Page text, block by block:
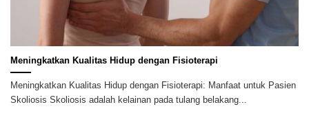
Meningkatkan Kualitas Hidup dengan Fisioterapi
Meningkatkan Kualitas Hidup dengan Fisioterapi: Manfaat untuk Pasien
Skoliosis Skoliosis adalah kelainan pada tulang belakang...